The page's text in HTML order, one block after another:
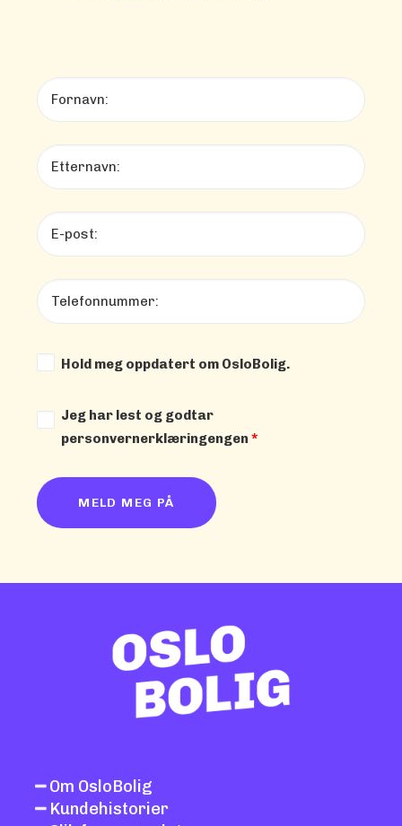
Hold meg oppdatert om OsloBolig.
Jeg har lest og godtar
personvernerklæringengen *
Om OsloBolig
Kundehistorier